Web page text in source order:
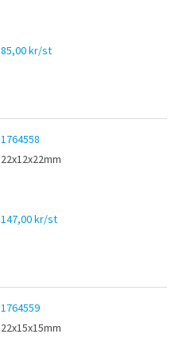
85,00 kr/st
1764558
22x12x22mm
147,00 kr/st
1764559
22x15x15mm